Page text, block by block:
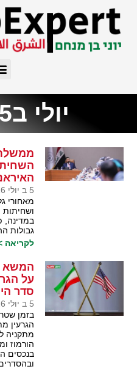
יולי ב5, 2026
5 ב יולי 2026
מאחורי
במדינה,
גבולות
לקריאה
המשא
על
סדר
5 ב יולי 2026
בזמן
הגרעין
מתקניה
הורמוז
בנכסים